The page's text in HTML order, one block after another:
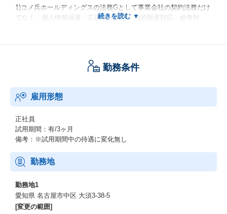
1)コメ兵ホールディングスの法務Gとして事業会社の契約法務だけ
でなく、個人情報保護・広告規制対応、知的財産対応、紛争対
2)コメ兵ホールディングスグループは、香港、上海、台湾、タイ、
進出を予定しており、海外法務にも携わることのできるチャンス
があります。
3)コメ兵ホールディングス法務Gでは、リーガルテックを積極的に
導入しています。
業務の効率化によるワーク・ライフ・バランスの実現、法務パー
勤務条件
雇用形態
正社員
試用期間：有/3ヶ月
備考：※試用期間中の待遇に変化無し
勤務地
勤務地1
愛知県 名古屋市中区 大須3-38-5
[変更の範囲]